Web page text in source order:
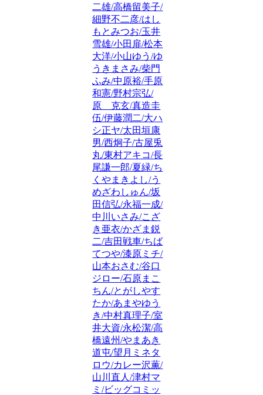
二雄/高橋留美子/
細野不二彦/はし
もとみつお/玉井
雪雄/小田扉/松本
大洋/小山ゆう/ゆ
うきまさみ/柴門
ふみ/中原裕/手原
和憲/野村宗弘/
原 克玄/真造圭
伍/伊藤潤二/大ハ
シ正ヤ/太田垣康
男/西炯子/古屋兎
丸/東村アキコ/長
尾謙一郎/夏緑/ち
くやまきよし/う
めざわしゅん/坂
田信弘/永福一成/
中川いさみ/こざ
き亜衣/かざま鋭
二/吉田戦車/ちば
てつや/漆原ミチ/
山本おさむ/谷口
ジロー/石原まこ
ちん/とがしやす
たか/あまやゆう
き/中村真理子/室
井大資/永松潔/高
橋遠州/やまあき
道屯/望月ミネタ
ロウ/カレー沢薫/
山川直人/津村マ
ミ/ビッグコミッ